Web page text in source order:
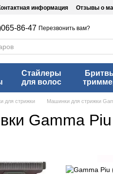
информация Отзывы о
86-47 Перезвонить вам?
Стайлеры
для волос
для стрижки Машинки для стрижки
Gamma